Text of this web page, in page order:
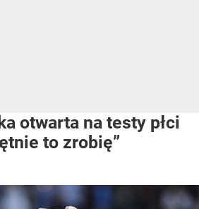
otwarta na testy płci
to zrobię”